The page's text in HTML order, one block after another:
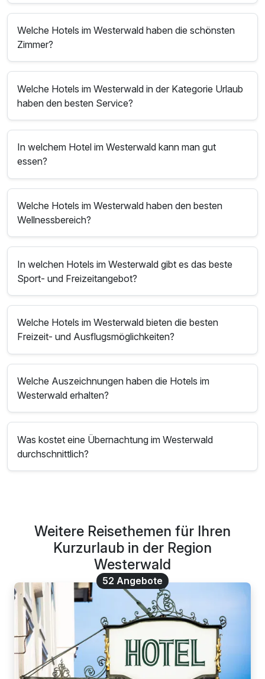
Welche Hotels im Westerwald haben die schönsten
Zimmer?
Welche Hotels im Westerwald in der Kategorie Urlaub
haben den besten Service?
In welchem Hotel im Westerwald kann man gut
essen?
Welche Hotels im Westerwald haben den besten
Wellnessbereich?
In welchen Hotels im Westerwald gibt es das beste
Sport- und Freizeitangebot?
Welche Hotels im Westerwald bieten die besten
Freizeit- und Ausflugsmöglichkeiten?
Welche Auszeichnungen haben die Hotels im
Westerwald erhalten?
Was kostet eine Übernachtung im Westerwald
durchschnittlich?
Weitere Reisethemen für Ihren
Kurzurlaub in der Region
Westerwald
52 Angebote